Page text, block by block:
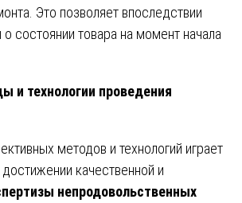
Это позволяет впоследствии
состоянии товара на момент начала
и технологии проведения
методов и технологий играет
качественной и
непродовольственных